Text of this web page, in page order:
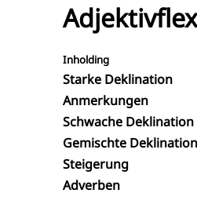
Inholding
Starke Deklination
Anmerkungen
Schwache Deklination
Gemischte Deklination
Steigerung
Adverben